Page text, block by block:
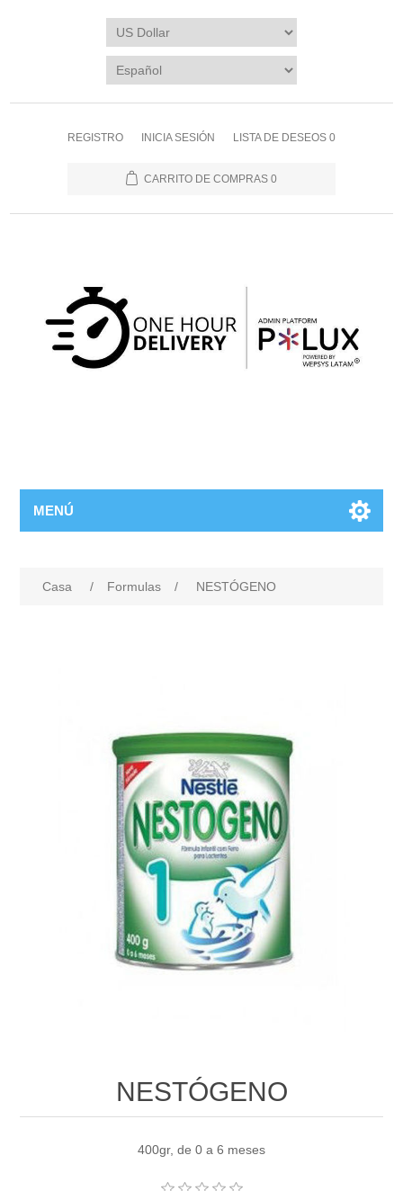
REGISTRO INICIA SESIÓN LISTA DE DESEOS 0
CARRITO DE COMPRAS 0
MENÚ
Casa / Formulas / NESTÓGENO
NESTÓGENO
400gr, de 0 a 6 meses